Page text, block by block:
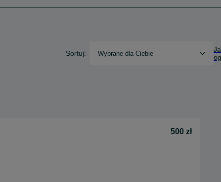
Sortuj: Wybrane dla Ciebie
500 zł